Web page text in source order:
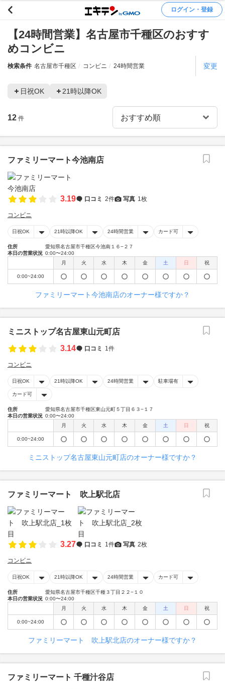
ログイン・登録
【24時間営業】名古屋市千種区のおすす
めコンビニ
検索条件 名古屋市千種区 コンビニ 24時間営業 変更
日祝OK 21時以降OK
12 件
ファミリーマート今池南店
3.19 口コミ 2件 写真 1枚
コンビニ
日祝OK 21時以降OK 24時間営業 カード可
住所
愛知県名古屋市千種区今池南１６−２７
本日の営業状況 0:00〜24:00
月
火 水 木 金 土 日 祝
0:00~24:00
ファミリーマート今池南店のオーナー様ですか？
ミニストップ名古屋東山元町店
3.14
口コミ 1件
コンビニ
日祝OK 21時以降OK 24時間営業 駐車場有
カード可
住所
愛知県名古屋市千種区東山元町５丁目６３−１７
本日の営業状況 0:00〜24:00
月
火 水 木 金 土 日 祝
0:00~24:00
ミニストップ名古屋東山元町店のオーナー様ですか？
ファミリーマート 吹上駅北店
3.27 口コミ 1件 写真 2枚
コンビニ
日祝OK 21時以降OK 24時間営業 カード可
住所
愛知県名古屋市千種区千種３丁目２２−１０
本日の営業状況 0:00〜24:00
月
火 水 木 金 土 日 祝
0:00~24:00
ファミリーマート 吹上駅北店のオーナー様ですか？
ファミリーマート 千種汁谷店